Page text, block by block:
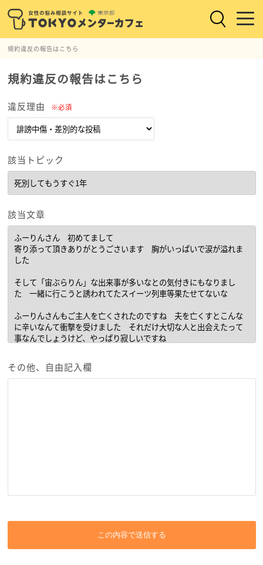
規約違反の報告はこちら
規約違反の報告はこちら
違反理由 ※必須
該当トピック
該当文章
その他、自由記入欄
この内容で送信する